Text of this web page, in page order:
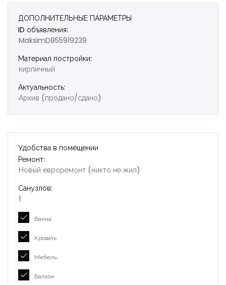
ДОПОЛНИТЕЛЬНЫЕ ПАРАМЕТРЫ
ID объявления:
MaksimD855919239
Материал постройки:
кирпичный
Актуальность:
Архив (продано/сдано)
Удобства в помещении
Ремонт:
Новый евроремонт (никто не жил)
Санузлов:
1
Ванна
Кровать
Мебель
Балкон